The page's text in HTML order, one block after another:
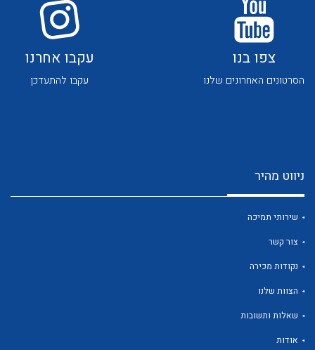
לכל מוצרי היצרן לכל מוצרי היצרן
לכל מוצרי היצרן
צפו בנו
הסרטונים האחרונים שלנו
עקבו אחרנו
עקבו להתעדכן
ניווט מהיר
שירותי תמיכה
צור קשר
נקודות מכירה
הצוות שלנו
שאלות ותשובות
אודות